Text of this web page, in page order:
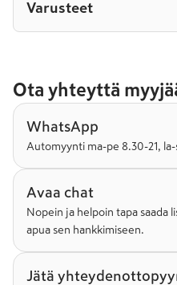
Varusteet
Ota yhteyttä
WhatsApp
Automyynti ma-pe 8.30-21, la-
Avaa chat
Nopein ja helpoin tapa saada
apua sen hankkimiseen.
Jätä